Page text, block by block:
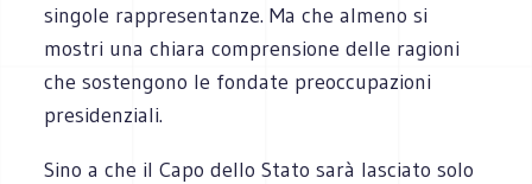
singole rappresentanze. Ma che almeno si
mostri una chiara comprensione delle ragioni
che sostengono le fondate preoccupazioni
presidenziali.
Sino a che il Capo dello Stato sarà lasciato solo